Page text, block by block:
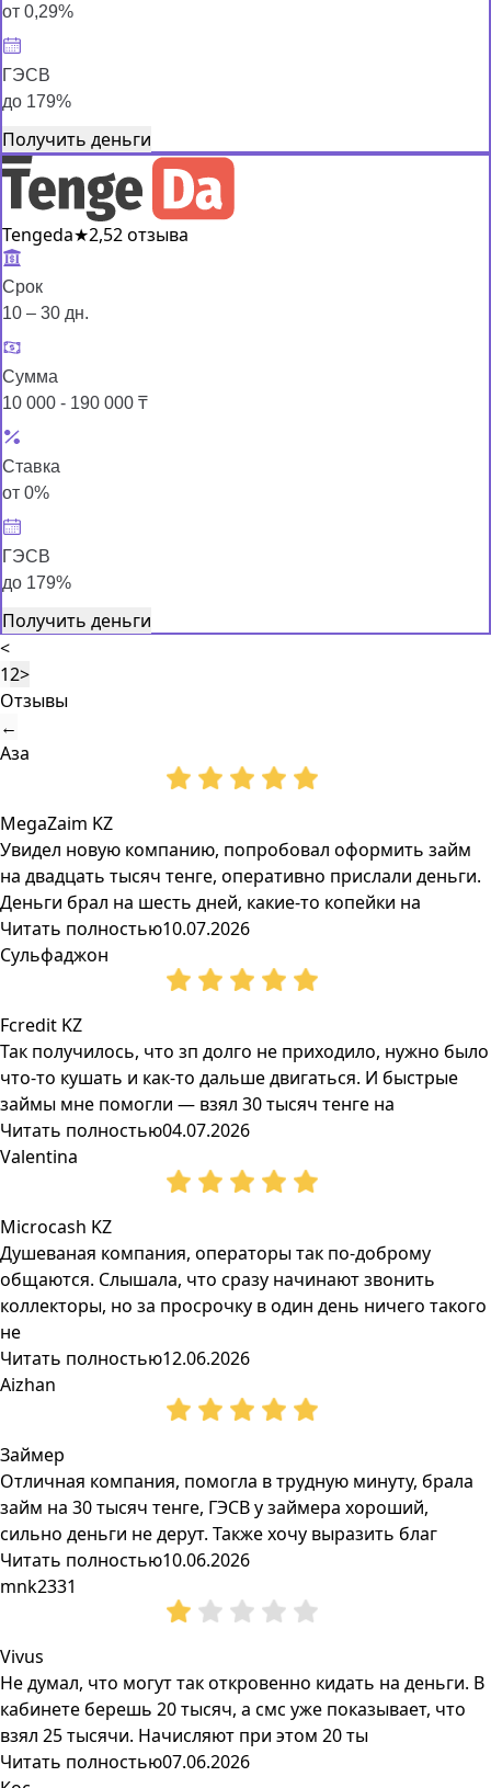
от 0,29%
ГЭСВ
до 179%
Получить деньги
Tengeda★2,52 отзыва
Срок
10 – 30 дн.
Сумма
10 000 - 190 000 ₸
Ставка
от 0%
ГЭСВ
до 179%
Получить деньги
<
12>
Отзывы
←
Аза
MegaZaim KZ
Увидел новую компанию, попробовал оформить займ
на двадцать тысяч тенге, оперативно прислали деньги.
Деньги брал на шесть дней, какие-то копейки на
Читать полностью10.07.2026
Сульфаджон
Fcredit KZ
Так получилось, что зп долго не приходило, нужно было
что-то кушать и как-то дальше двигаться. И быстрые
займы мне помогли — взял 30 тысяч тенге на
Читать полностью04.07.2026
Valentina
Microcash KZ
Душеваная компания, операторы так по-доброму
общаются. Слышала, что сразу начинают звонить
коллекторы, но за просрочку в один день ничего такого
не
Читать полностью12.06.2026
Aizhan
Займер
Отличная компания, помогла в трудную минуту, брала
займ на 30 тысяч тенге, ГЭСВ у займера хороший,
сильно деньги не дерут. Также хочу выразить благ
Читать полностью10.06.2026
mnk2331
Vivus
Не думал, что могут так откровенно кидать на деньги. В
кабинете берешь 20 тысяч, а смс уже показывает, что
взял 25 тысячи. Начисляют при этом 20 ты
Читать полностью07.06.2026